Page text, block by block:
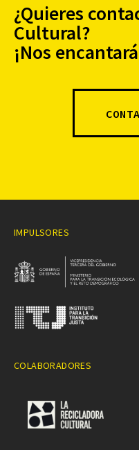
¿Quieres
Cultural?
¡Nos
IMPULSORES
COLABORADORES